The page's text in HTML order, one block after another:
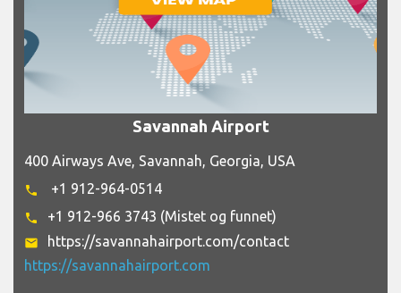
Savannah Airport
400 Airways Ave, Savannah, Georgia, USA
phone +1 912-964-0514
phone +1 912-966 3743 (Mistet og funnet)
email
https://savannahairport.com/contact
https://savannahairport.com